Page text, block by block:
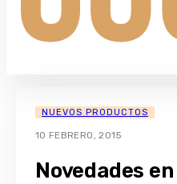
NUEVOS PRODUCTOS
10 FEBRERO, 2015
Novedades